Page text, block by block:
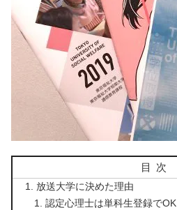
目次
放送大学に決めた理由
認定心理士は単科生登録でOK